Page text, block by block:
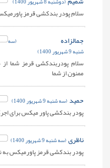
سلام پودر بندکشی قرمز پاورمیکس
جمالزاده
(سه
شنبه 9 شهریور 1400)
سلام پودربندکشی قرمز شما از
ممنون از شما
حمید (سه شنبه 9 شهریور 1400)
پودر بندکشی پاور میکس برای
ناظری(سه شنبه 9 شهریور 1400)
پودر بندکشی قرمز پاورمیکس به